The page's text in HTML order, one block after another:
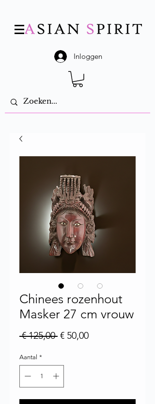
Inloggen
Chinees rozenhout
Masker 27 cm vrouw
€ 125,00 Normale prijs
€ 50,00Verkoopprijs
Aantal *